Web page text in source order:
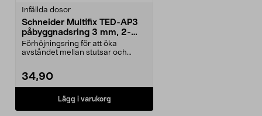
Infällda dosor
Schneider Multifix TED-AP3
påbyggnadsring 3 mm, 2-
pack
Förhöjningsring för att öka
avståndet mellan stutsar och
34,90
Lägg i varukorg